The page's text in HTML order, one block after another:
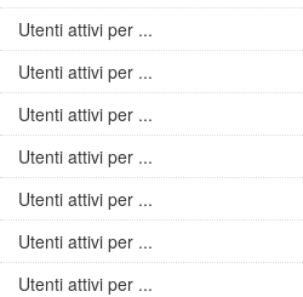
Utenti attivi per ...
Utenti attivi per ...
Utenti attivi per ...
Utenti attivi per ...
Utenti attivi per ...
Utenti attivi per ...
Utenti attivi per ...